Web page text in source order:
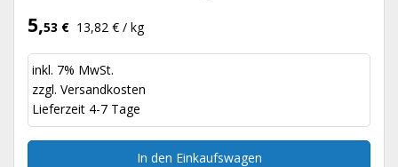
5,53 € 13,82 € / kg
inkl. 7% MwSt.
zzgl. Versandkosten
Lieferzeit 4-7 Tage
In den Einkaufswagen